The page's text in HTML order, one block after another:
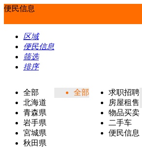
便民信息
区域
便民信息
筛选
排序
全部
北海道
青森県
岩手県
宮城県
秋田県
全部
求职招聘
房屋租售
物品买卖
二手车
便民信息